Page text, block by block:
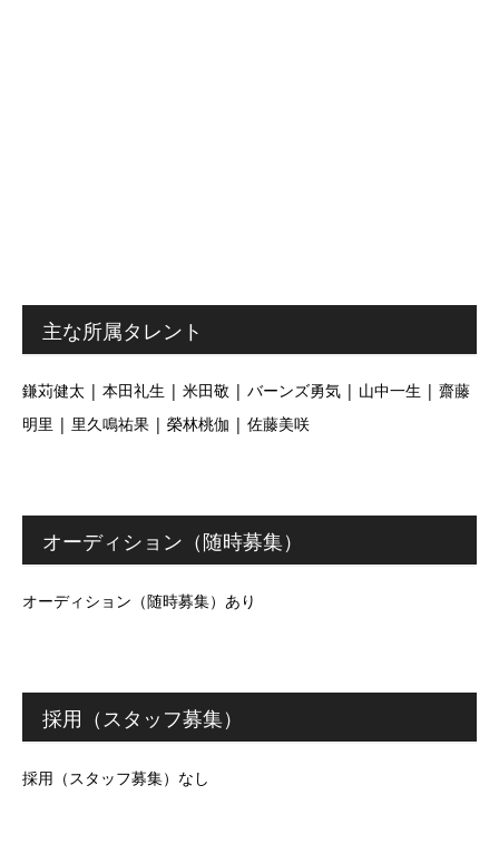
主な所属タレント
鎌苅健太 | 本田礼生 | 米田敬 | バーンズ勇気 | 山中一生 | 齋藤
明里 | 里久鳴祐果 | 榮林桃伽 | 佐藤美咲
オーディション（随時募集）
オーディション（随時募集）あり
採用（スタッフ募集）
採用（スタッフ募集）なし